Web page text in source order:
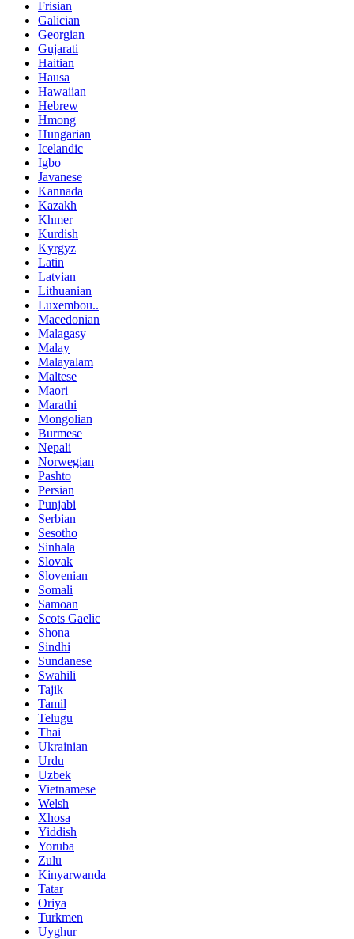
Frisian
Galician
Georgian
Gujarati
Haitian
Hausa
Hawaiian
Hebrew
Hmong
Hungarian
Icelandic
Igbo
Javanese
Kannada
Kazakh
Khmer
Kurdish
Kyrgyz
Latin
Latvian
Lithuanian
Luxembou..
Macedonian
Malagasy
Malay
Malayalam
Maltese
Maori
Marathi
Mongolian
Burmese
Nepali
Norwegian
Pashto
Persian
Punjabi
Serbian
Sesotho
Sinhala
Slovak
Slovenian
Somali
Samoan
Scots Gaelic
Shona
Sindhi
Sundanese
Swahili
Tajik
Tamil
Telugu
Thai
Ukrainian
Urdu
Uzbek
Vietnamese
Welsh
Xhosa
Yiddish
Yoruba
Zulu
Kinyarwanda
Tatar
Oriya
Turkmen
Uyghur